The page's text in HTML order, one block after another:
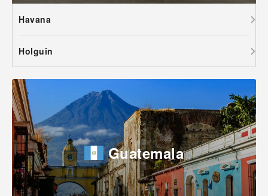
Havana
Holguin
Guatemala